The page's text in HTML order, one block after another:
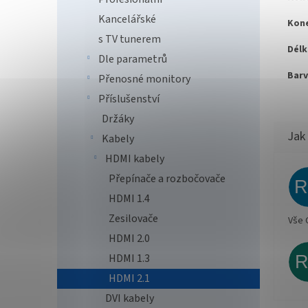
Kancelářské
s TV tunerem
Dle parametrů
Přenosné monitory
Příslušenství
Držáky
Kabely
HDMI kabely
Přepínače a rozbočovače
HDMI 1.4
Zesilovače
HDMI 2.0
HDMI 1.3
HDMI 2.1
DVI kabely
Vše